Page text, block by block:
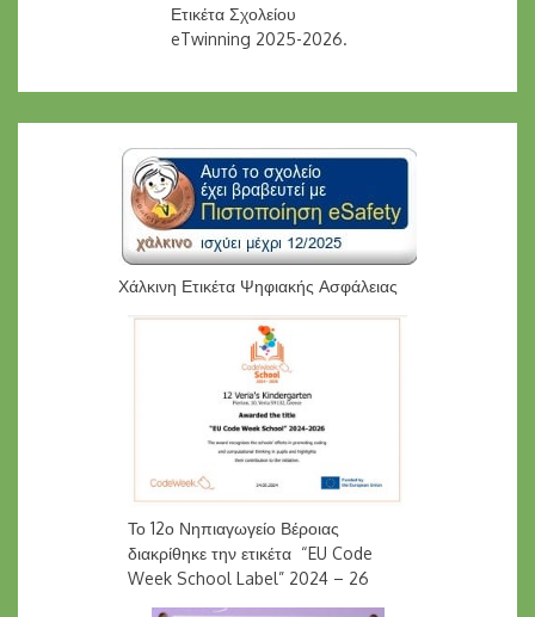
Ετικέτα Σχολείου
eTwinning 2025-2026.
Χάλκινη Ετικέτα Ψηφιακής Ασφάλειας
Το 12ο Νηπιαγωγείο Βέροιας
διακρίθηκε την ετικέτα “EU Code
Week School Label” 2024 – 26